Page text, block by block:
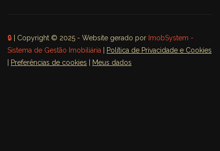
🔒 | Copyright © 2025 - Website gerado por ImobSystem -
Sistema de Gestão Imobiliária
Política de Privacidade e Cookies
Preferências de cookies Meus dados